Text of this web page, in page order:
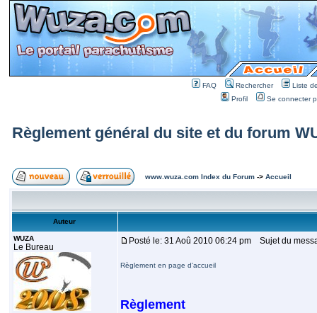
FAQ Rechercher
Liste
Profil
Se connecter
Règlement général du site et du forum
www.wuza.com Index du Forum-> Accueil
Auteur
WUZA
Le Bureau
Posté le: 31 Aoû 2010 06:24 pm Sujet du
Règlement en page d'accueil
Règlement